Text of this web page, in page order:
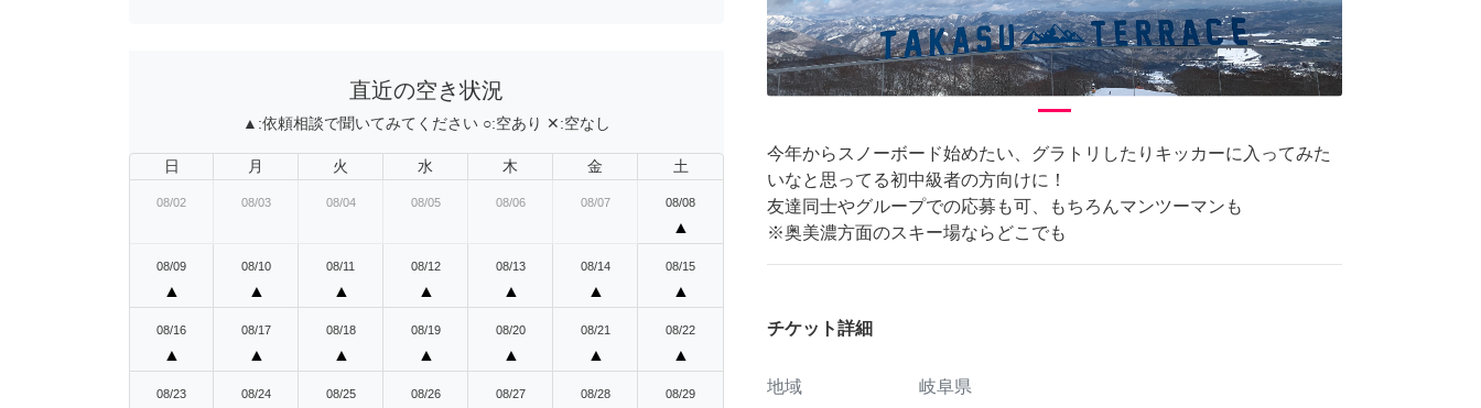
直近の空き状況
▲:依頼相談で聞いてみてください ○:空あり ✕:空なし
日 月 火 水 木 金 土
08/02 08/03 08/04 08/05 08/06 08/07 08/08
▲
08/09
▲
08/10
▲
08/11
▲
08/12
▲
08/13
▲
08/14
▲
08/15
▲
08/16
▲
08/17
▲
08/18
▲
08/19
▲
08/20
▲
08/21
▲
08/22
▲
08/23 08/24 08/25 08/26 08/27 08/28 08/29
今年からスノーボード始めたい、グラトリしたりキッカーに入ってみた
いなと思ってる初中級者の方向けに！
友達同士やグループでの応募も可、もちろんマンツーマンも
※奥美濃方面のスキー場ならどこでも
チケット詳細
地域 岐阜県